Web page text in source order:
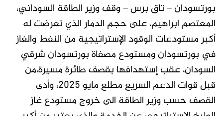
بورتسودان – تاق برس – وقف وزير الطاقة السوداني،
المعتصم ابراهيم، على حجم الدمار الذي تعرضت له
أكبر مستودعات الوقود الإستراتيجية من النفط والغاز
في بورتسودان ومستودع مصفاة بورتسودان شرقي
السودان، عقب إستهدافها بقصف طائرة مسيرة،من
قبل قوات الدعم السريع مطلع مايو 2025، وأدى
القصف حسب وزير الطاقة الى خروج مستودع غاز